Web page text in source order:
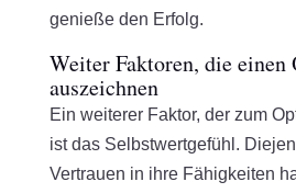
genieße den Erfolg.
Weiter Faktoren, die einen
auszeichnen
Ein weiterer Faktor, der zum
ist das Selbstwertgefühl.
Vertrauen in ihre Fähigkeiten